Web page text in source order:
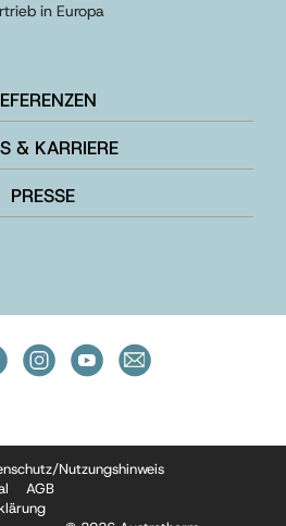
in Europa
& KARRIERE
PRESSE
Nutzungshinweis
AGB